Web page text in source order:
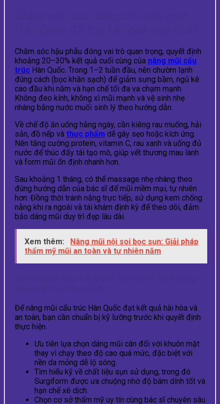
Chăm sóc hậu phẫu đóng vai trò quan trọng, quyết định
khoảng 20–30% kết quả cuối cùng của nâng mũi cấu
trúc Hàn Quốc. Trong 1–2 tuần đầu, nên chườm lạnh
đúng cách (bọc khăn sạch) để giảm sưng bầm, ngủ kê
cao đầu khi nằm và hạn chế tối đa va chạm mạnh.
Không đeo kính, không xì mũi mạnh và vệ sinh nhẹ
nhàng bằng nước muối sinh lý theo hướng dẫn.
Về chế độ ăn uống hằng ngày, cần kiêng rau muống, hải
sản, đồ nếp và thực phẩm dễ gây sẹo hoặc kích ứng.
Nên tăng cường protein, vitamin C, rau xanh và uống đủ
nước để thúc đẩy tái tạo mô, giúp vết thương mau lành
và form mũi ổn định nhanh hơn.
Sau khoảng 1 tháng, có thể massage nhẹ nhàng theo
đúng hướng dẫn của bác sĩ để mũi mềm mại, tự nhiên
hơn. Đồng thời tránh nắng trực tiếp, sử dụng kem chống
nắng khi ra ngoài và tái khám định kỳ để theo dõi, đảm
bảo dáng mũi duy trì đẹp lâu dài.
Xem thêm:
Nâng mũi nội soi bọc sụn: Giải pháp
thẩm mỹ mũi an toàn và tự nhiên năm
Để nâng mũi cấu trúc Hàn Quốc đạt kết quả hài hòa và
an toàn, bạn cần chuẩn bị kỹ lưỡng trước khi quyết định
thực hiện.
Ưu tiên lựa chọn dáng mũi cân đối với khuôn mặt
thay vì chạy theo độ cao quá mức, đặc biệt với
nền da mỏng dễ lộ sóng.
Tìm hiểu kỹ về chất liệu sụn sử dụng, trong đó
Surgiform được ưa chuộng nhờ độ bám dính tốt và
hạn chế xê dịch.
Chọn cơ sở thẩm mỹ uy tín cùng bác sĩ chuyên sâu